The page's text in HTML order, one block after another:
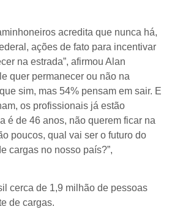
acredita que nunca há,
ações de fato para incentivar
na estrada”, afirmou Alan
quer permanecer ou não na
sim, mas 54% pensam em sair. E
os profissionais já estão
é de 46 anos, não querem ficar na
poucos, qual vai ser o futuro do
cargas no nosso país?”,
cerca de 1,9 milhão de pessoas
de cargas.